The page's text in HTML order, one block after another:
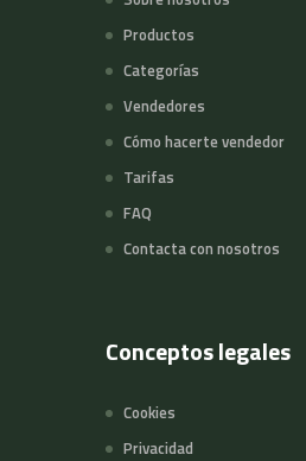
Productos
Categorías
Vendedores
Cómo hacerte vendedor
Tarifas
FAQ
Contacta con nosotros
Conceptos legales
Cookies
Privacidad